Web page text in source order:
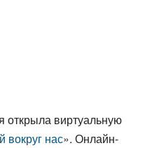
виртуальную
нас». Онлайн-